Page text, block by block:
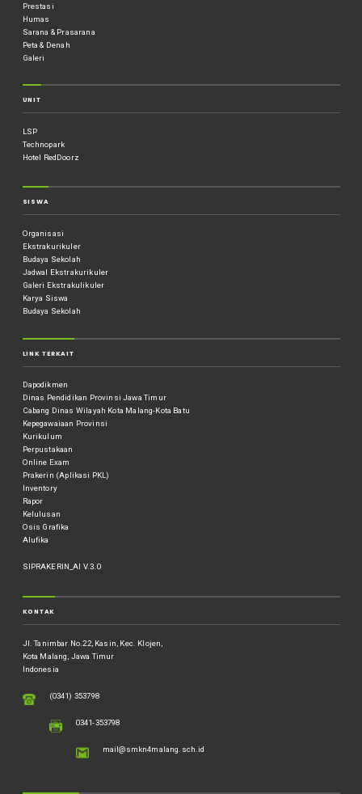
Prestasi
Humas
Sarana & Prasarana
Peta & Denah
Galeri
UNIT
LSP
Technopark
Hotel RedDoorz
SISWA
Organisasi
Ekstrakurikuler
Budaya Sekolah
Jadwal Ekstrakurikuler
Galeri Ekstrakulikuler
Karya Siswa
Budaya Sekolah
LINK TERKAIT
Dapodikmen
Dinas Pendidikan Provinsi Jawa Timur
Cabang Dinas Wilayah Kota Malang-Kota Batu
Kepegawaiaan Provinsi
Kurikulum
Perpustakaan
Online Exam
Prakerin (Aplikasi PKL)
Inventory
Rapor
Kelulusan
Osis Grafika
Alufika
SIPRAKERIN_AI V.3.0
KONTAK
Jl. Tanimbar No.22, Kasin, Kec. Klojen,
Kota Malang, Jawa Timur
Indonesia
(0341) 353798
0341-353798
mail@smkn4malang.sch.id